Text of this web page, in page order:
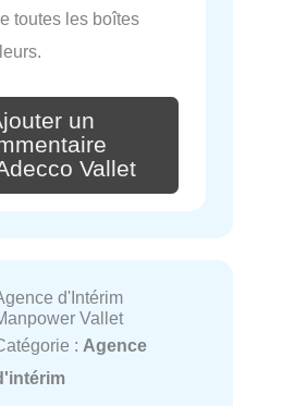
toutes les boîtes
un
Vallet
d'Intérim
Vallet
: Agence